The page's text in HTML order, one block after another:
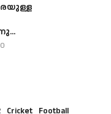
Cricket Football